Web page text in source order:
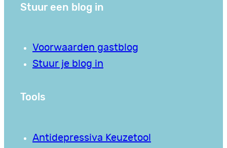
Stuur een blog in
Voorwaarden gastblog
Stuur je blog in
Tools
Antidepressiva Keuzetool